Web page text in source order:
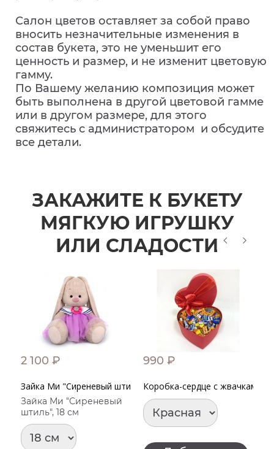
Салон цветов оставляет за собой право
вносить незначительные изменения в
состав букета, это не уменьшит его
ценность и размер, и не изменит цветовую
гамму.
По Вашему желанию композиция может
быть выполнена в другой цветовой гамме
или в другом размере, для этого
свяжитесь с администратором и обсудите
все детали.
ЗАКАЖИТЕ К БУКЕТУ
МЯГКУЮ ИГРУШКУ
ИЛИ СЛАДОСТИ
2 100 ₽
Зайка Ми "Сиреневый штиль"
Зайка Ми "Сиреневый
штиль", 18 см
990 ₽
Коробка-сердце с жвачками